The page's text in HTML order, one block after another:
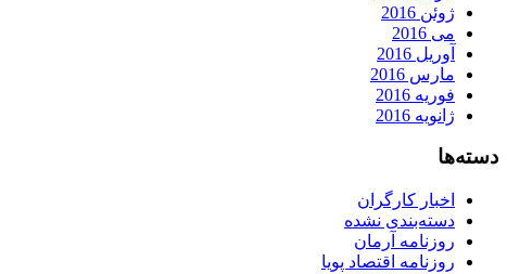
ژوئن 2016
می 2016
آوریل 2016
مارس 2016
فوریه 2016
ژانویه 2016
دسته‌ها
اخبار کارگران
دسته‌بندی نشده
روزنامه آرمان
روزنامه اقتصاد پویا